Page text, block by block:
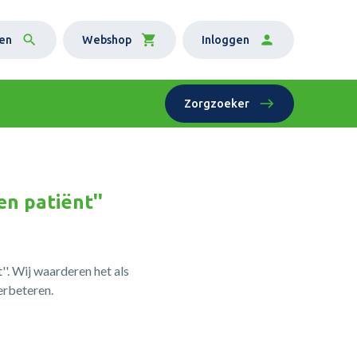
Webshop Inloggen
Zorgzoeker
patiënt''
Wij waarderen het als